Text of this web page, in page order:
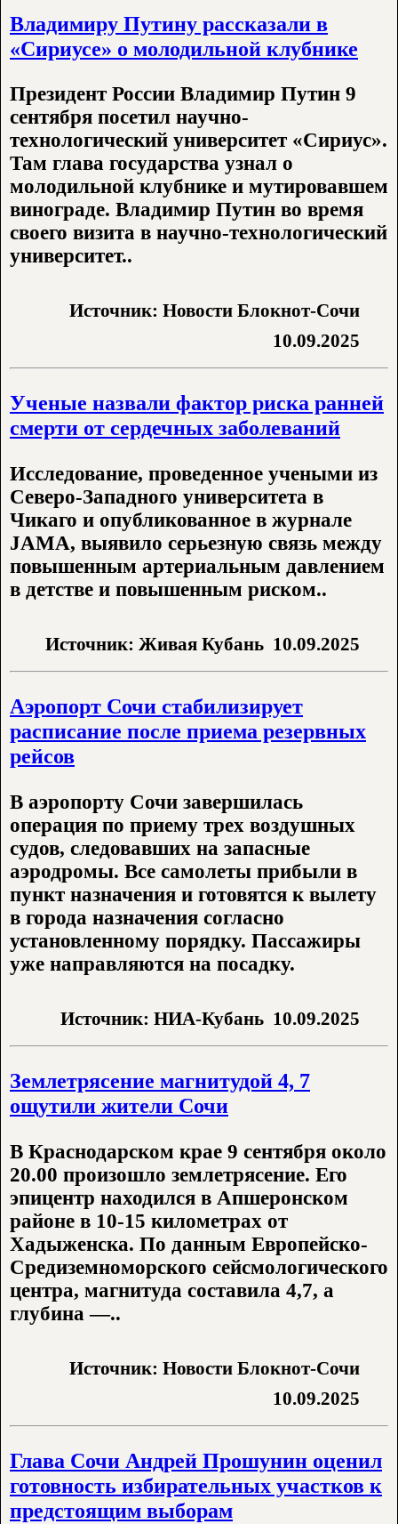
Владимиру Путину рассказали в
«Сириусе» о молодильной клубнике
Президент России Владимир Путин 9
сентября посетил научно-
технологический университет «Сириус».
Там глава государства узнал о
молодильной клубнике и мутировавшем
винограде. Владимир Путин во время
своего визита в научно-технологический
университет..
Источник: Новости Блокнот-Сочи
10.09.2025
Ученые назвали фактор риска ранней
смерти от сердечных заболеваний
Исследование, проведенное учеными из
Северо-Западного университета в
Чикаго и опубликованное в журнале
JAMA, выявило серьезную связь между
повышенным артериальным давлением
в детстве и повышенным риском..
Источник: Живая Кубань 10.09.2025
Аэропорт Сочи стабилизирует
расписание после приема резервных
рейсов
В аэропорту Сочи завершилась
операция по приему трех воздушных
судов, следовавших на запасные
аэродромы. Все самолеты прибыли в
пункт назначения и готовятся к вылету
в города назначения согласно
установленному порядку. Пассажиры
уже направляются на посадку.
Источник: НИА-Кубань 10.09.2025
Землетрясение магнитудой 4, 7
ощутили жители Сочи
В Краснодарском крае 9 сентября около
20.00 произошло землетрясение. Его
эпицентр находился в Апшеронском
районе в 10-15 километрах от
Хадыженска. По данным Европейско-
Средиземноморского сейсмологического
центра, магнитуда составила 4,7, а
глубина —..
Источник: Новости Блокнот-Сочи
10.09.2025
Глава Сочи Андрей Прошунин оценил
готовность избирательных участков к
предстоящим выборам